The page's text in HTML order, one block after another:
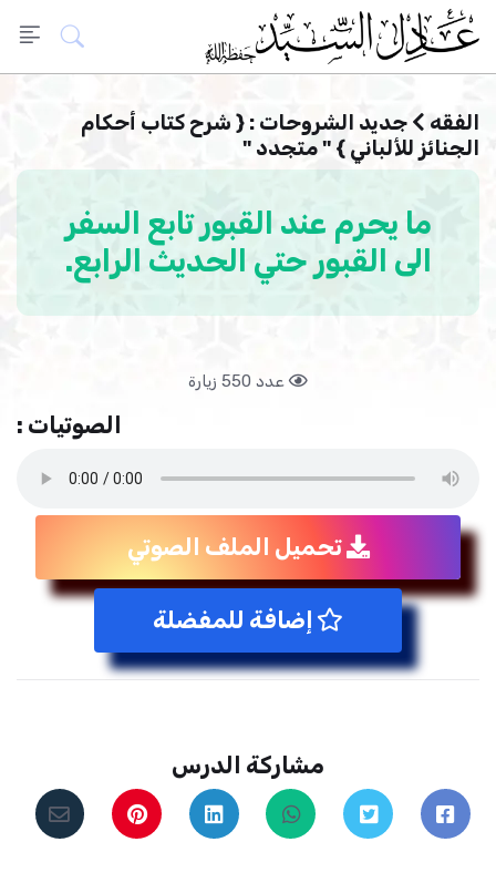
الفقه
جديد الشروحات : { شرح كتاب أحكام
الجنائز للألباني } " متجدد "
ما يحرم عند القبور تابع السفر
الى القبور حتي الحديث الرابع.
عدد 550 زيارة
الصوتيات :
تحميل الملف الصوتي
إضافة للمفضلة
مشاركة الدرس